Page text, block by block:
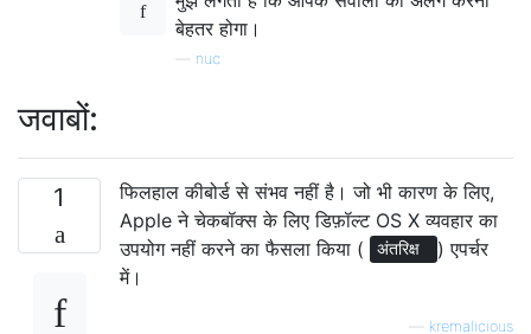
बेहतर होगा।
nuc
जवाबों:
1
फिलहाल कीबोर्ड से संभव नहीं है। जो भी कारण के लिए,
Apple ने चेकबॉक्स के लिए डिफ़ॉल्ट OS X व्यवहार का
उपयोग नहीं करने का फैसला किया (
अंतरिक्ष
) एपर्चर
में।
kremalicious